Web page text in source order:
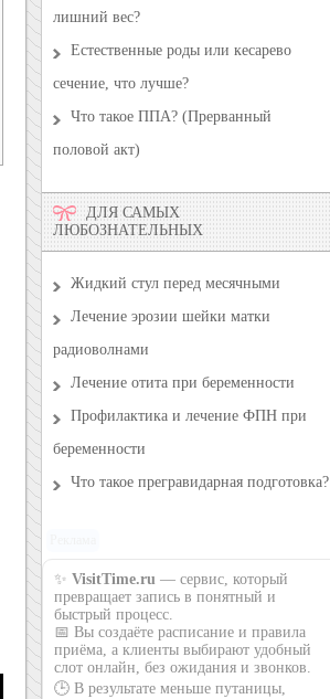
лишний вес?
Естественные роды или кесарево
сечение, что лучше?
Что такое ППА? (Прерванный
половой акт)
ДЛЯ САМЫХ
ЛЮБОЗНАТЕЛЬНЫХ
Жидкий стул перед месячными
Лечение эрозии шейки матки
радиоволнами
Лечение отита при беременности
Профилактика и лечение ФПН при
беременности
Что такое прегравидарная подготовка?
✨ VisitTime.ru — сервис, который
превращает запись в понятный и
быстрый процесс.
📅 Вы создаёте расписание и правила
приёма, а клиенты выбирают удобный
слот онлайн, без ожидания и звонков.
🕒 В результате меньше путаницы,